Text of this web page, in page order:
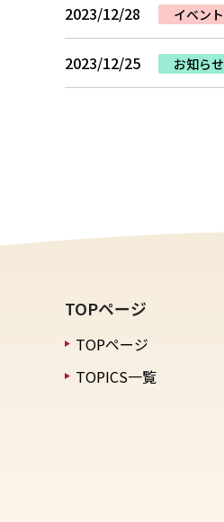
2023/12/28 イベント
2023/12/25 お知らせ
TOPページ
TOPページ
TOPICS一覧